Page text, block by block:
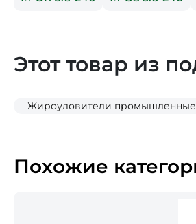
Этот товар из
Жироуловители промышленные
Похожие